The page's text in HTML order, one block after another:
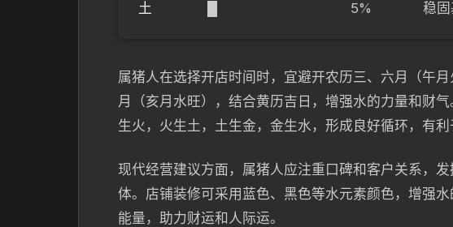
土 5% 稳
属猪人在选择开店时间时，宜避开农历三、六月（午
月（亥月水旺），结合黄历吉日，增强水的力量和财
生火，火生土，土生金，金生水，形成良好循环，有利
现代经营建议方面，属猪人应注重口碑和客户关系，
体。店铺装修可采用蓝色、黑色等水元素颜色，增强
能量，助力财运和人际运。